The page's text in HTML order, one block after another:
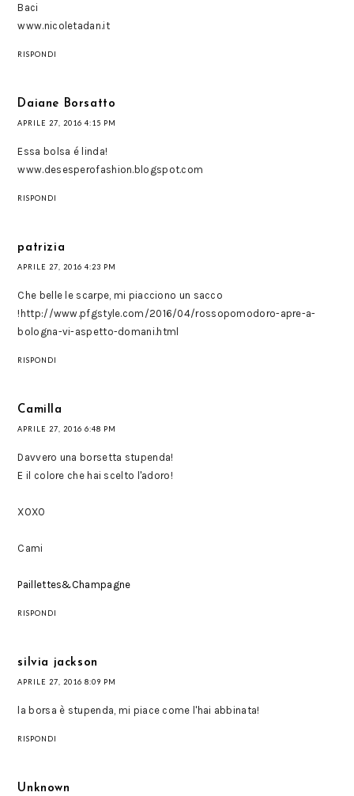
Baci
www.nicoletadan.it
RISPONDI
Daiane Borsatto
APRILE 27, 2016 4:15 PM
Essa bolsa é linda!
www.desesperofashion.blogspot.com
RISPONDI
patrizia
APRILE 27, 2016 4:23 PM
Che belle le scarpe, mi piacciono un sacco
!http://www.pfgstyle.com/2016/04/rossopomodoro-apre-a-
bologna-vi-aspetto-domani.html
RISPONDI
Camilla
APRILE 27, 2016 6:48 PM
Davvero una borsetta stupenda!
E il colore che hai scelto l'adoro!
XOXO
Cami
Paillettes&Champagne
RISPONDI
silvia jackson
APRILE 27, 2016 8:09 PM
la borsa è stupenda, mi piace come l'hai abbinata!
RISPONDI
Unknown